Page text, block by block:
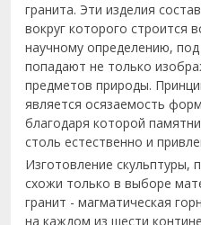
гранита. Эти изделия
вокруг которого строится
научному определению,
попадают не только
предметов природы.
является осязаемость
благодаря которой
столь естественно и
Изготовление скульптуры,
схожи только в выборе
гранит - магматическая
на каждом из шести